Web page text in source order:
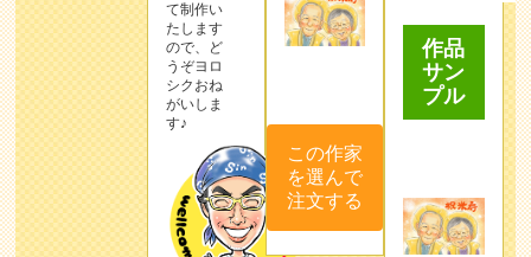
て制作い
たします
ので、ど
うぞヨロ
シクおね
がいしま
す♪
この作家
を選んで
注文する
作品
サン
プル